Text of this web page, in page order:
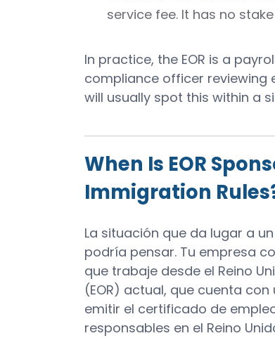
service fee. It has no
In practice, the EOR is a
compliance officer reviewing
will usually spot this within a
When Is EOR
Immigration
La situación que da lugar a
podría pensar. Tu empresa
que trabaje desde el Reino
(EOR) actual, que cuenta
emitir el certificado de
responsables en el Reino